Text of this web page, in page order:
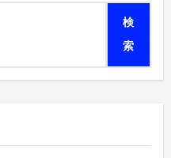
検
索